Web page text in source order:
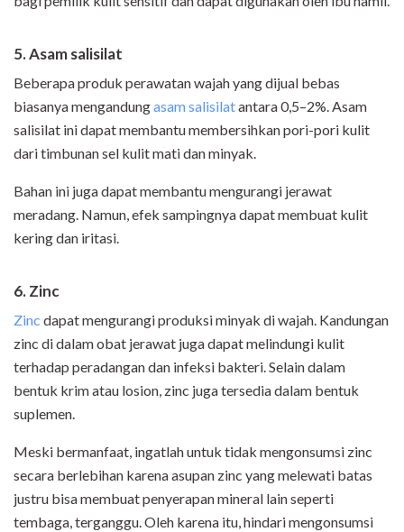
5. Asam salisilat
Beberapa produk perawatan wajah yang dijual bebas
biasanya mengandungasam salisilatantara 0,5–2%. Asam
salisilat ini dapat membantu membersihkan pori-pori kulit
dari timbunan sel kulit mati dan minyak.
Bahan ini juga dapat membantu mengurangi jerawat
meradang. Namun, efek sampingnya dapat membuat kulit
kering dan iritasi.
6. Zinc
Zinc dapat mengurangi produksi minyak di wajah. Kandungan
zinc di dalam obat jerawat juga dapat melindungi kulit
terhadap peradangan dan infeksi bakteri. Selain dalam
bentuk krim atau losion, zinc juga tersedia dalam bentuk
suplemen.
Meski bermanfaat, ingatlah untuk tidak mengonsumsi zinc
secara berlebihan karena asupan zinc yang melewati batas
justru bisa membuat penyerapan mineral lain seperti
tembaga, terganggu. Oleh karena itu, hindari mengonsumsi